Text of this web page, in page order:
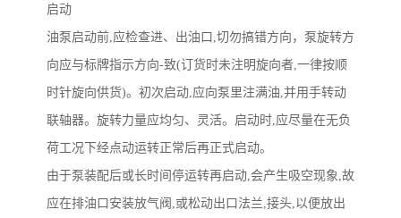
启动
油泵启动前,应检查进、出油口,切勿搞错方向，泵旋转方
向应与标牌指示方向-致(订货时未注明旋向者,一律按顺
时针旋向供货)。初次启动,应向泵里注满油,并用手转动
联轴器。旋转力量应均匀、灵活。启动时,应尽量在无负
荷工况下经点动运转正常后再正式启动。
由于泵装配后或长时间停运转再启动,会产生吸空现象,故
应在排油口安装放气阀,或松动出口法兰,接头,以便放出